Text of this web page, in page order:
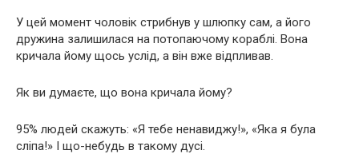
У цей момент чоловік стрибнув у шлюпку сам, а його
дружина залишилася на потопаючому кораблі. Вона
кричала йому щось услід, а він вже відпливав.
Як ви думаєте, що вона кричала йому?
95% людей скажуть: «Я тебе ненавиджу!», «Якa я була
сліпа!» І що-небудь в такому дусі.